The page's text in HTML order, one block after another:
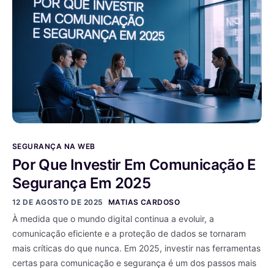
SEGURANÇA NA WEB
Por Que Investir Em Comunicação E
Segurança Em 2025
12 DE AGOSTO DE 2025 MATIAS CARDOSO
À medida que o mundo digital continua a evoluir, a
comunicação eficiente e a proteção de dados se tornaram
mais críticas do que nunca. Em 2025, investir nas ferramentas
certas para comunicação e segurança é um dos passos mais